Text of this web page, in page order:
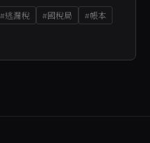
#逃漏稅 #國稅局
#帳本